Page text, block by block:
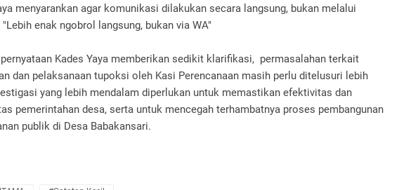
menyarankan agar komunikasi dilakukan secara langsung, bukan melalui
enak ngobrol langsung, bukan via WA"
Kades Yaya memberikan sedikit klarifikasi, permasalahan terkait
dan pelaksanaan tupoksi oleh Kasi Perencanaan masih perlu ditelusuri lebih
yang lebih mendalam diperlukan untuk memastikan efektivitas dan
pemerintahan desa, serta untuk mencegah terhambatnya proses pembangunan
publik di Desa Babakansari.